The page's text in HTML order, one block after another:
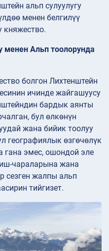
альп сулуулугу
менен белгилүү
княжество.
менен Альп тоолорунда
болгон Лихтенштейн
ичинде жайгашуусу
бардык аянты
бул өлкөнүн
жана бийик тоолуу
географиялык өзгөчөлүк
гана эмес, ошондой эле
чараларына жана
сезген жалпы альп
тийгизет.